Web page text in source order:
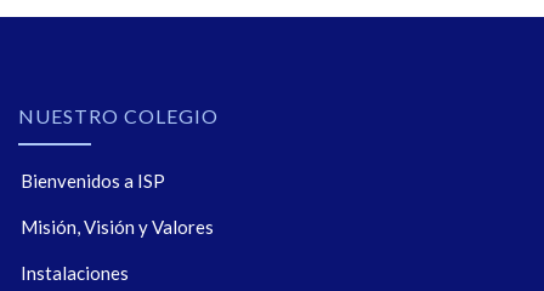
NUESTRO COLEGIO
Bienvenidos a ISP
Misión, Visión y Valores
Instalaciones